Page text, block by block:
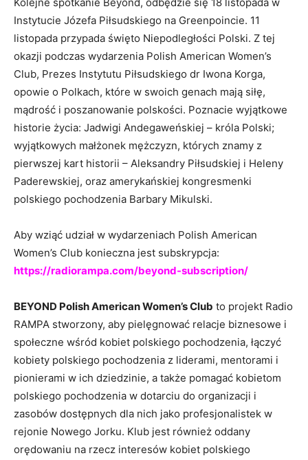
Kolejne spotkanie Beyond, odbędzie się 18 listopada w
Instytucie Józefa Piłsudskiego na Greenpoincie. 11
listopada przypada święto Niepodległości Polski. Z tej
okazji podczas wydarzenia Polish American Women’s
Club, Prezes Instytutu Piłsudskiego dr Iwona Korga,
opowie o Polkach, które w swoich genach mają siłę,
mądrość i poszanowanie polskości. Poznacie wyjątkowe
historie życia: Jadwigi Andegaweńskiej – króla Polski;
wyjątkowych małżonek mężczyzn, których znamy z
pierwszej kart historii – Aleksandry Piłsudskiej i Heleny
Paderewskiej, oraz amerykańskiej kongresmenki
polskiego pochodzenia Barbary Mikulski.
Aby wziąć udział w wydarzeniach Polish American
Women’s Club konieczna jest subskrypcja:
https://radiorampa.com/beyond-subscription/
BEYOND Polish American Women’s Club to projekt Radio
RAMPA stworzony, aby pielęgnować relacje biznesowe i
społeczne wśród kobiet polskiego pochodzenia, łączyć
kobiety polskiego pochodzenia z liderami, mentorami i
pionierami w ich dziedzinie, a także pomagać kobietom
polskiego pochodzenia w dotarciu do organizacji i
zasobów dostępnych dla nich jako profesjonalistek w
rejonie Nowego Jorku. Klub jest również oddany
orędowaniu na rzecz interesów kobiet polskiego